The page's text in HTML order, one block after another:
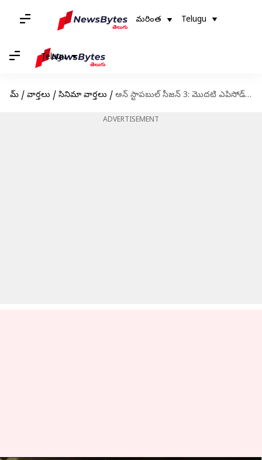
మరింత Telugu
Telugu
హోమ్ / వార్తలు / సినిమా వార్తలు / అన్ స్టాపబుల్ సీజన్ 3: మొదటి ఎపిసోడ్ లో అతిథులుగా ఎవరు వస్తున్నారంటే?
ADVERTISEMENT